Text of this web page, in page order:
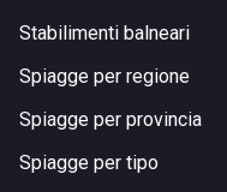
Stabilimenti balneari
Spiagge per regione
Spiagge per provincia
Spiagge per tipo